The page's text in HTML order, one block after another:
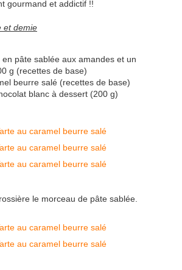
gourmand et addictif !!
et demie
pâte sablée aux amandes et un
g (recettes de base)
beurre salé (recettes de base)
blanc à dessert (200 g)
le morceau de pâte sablée.